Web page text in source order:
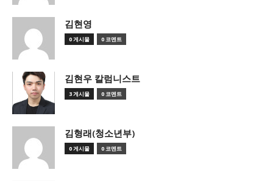
김현영
0 게시물 0 코멘트
김현우 칼럼니스트
3 게시물 0 코멘트
김형래(청소년부)
0 게시물 0 코멘트